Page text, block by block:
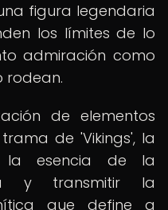
figura legendaria
los límites de lo
admiración como
rodean.
de elementos
de 'Vikings', la
la esencia de la
y transmitir la
que define a